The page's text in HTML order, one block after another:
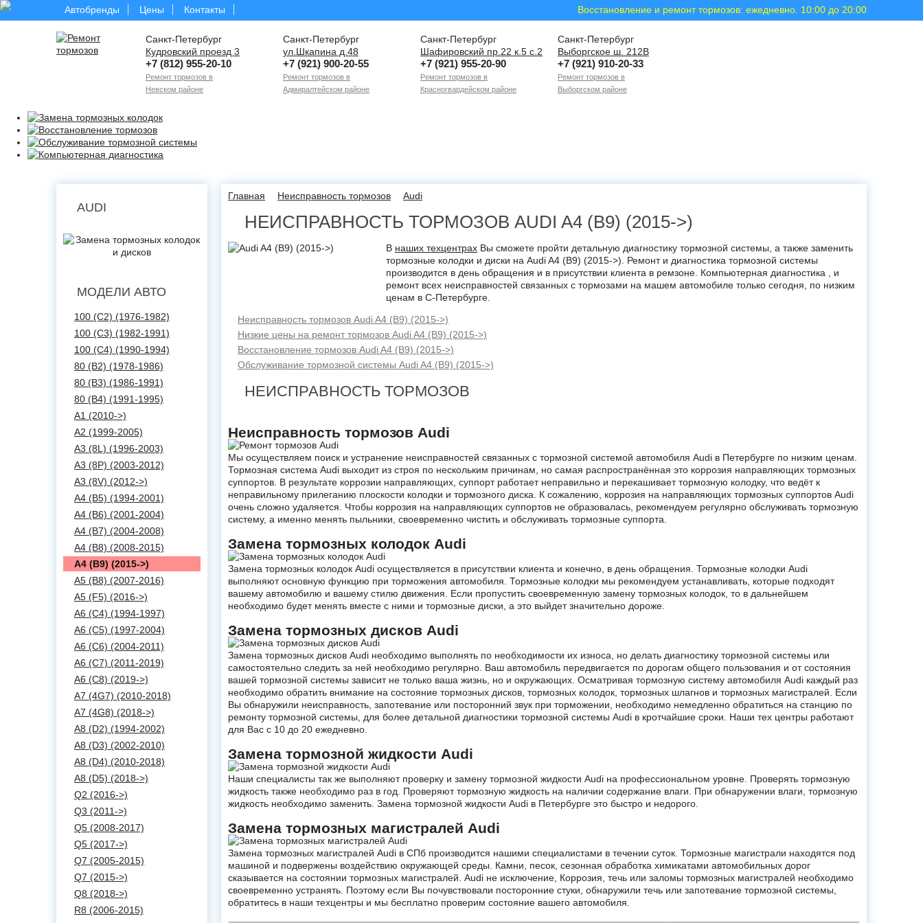
Автобренды Цены Контакты Восстановление и ремонт тормозов: ежедневно. 10:00 до 20:00
Санкт-Петербург
Кудровский проезд 3
+7 (812) 955-20-10
Ремонт тормозов в
Невском районе
Санкт-Петербург
ул.Шкапина д.48
+7 (921) 900-20-55
Ремонт тормозов в
Адмиралтейском районе
Санкт-Петербург
Шафировский пр.22 к.5 с.2
+7 (921) 955-20-90
Ремонт тормозов в
Красногвардейском районе
Санкт-Петербург
Выборгское ш. 212В
+7 (921) 910-20-33
Ремонт тормозов в
Выборгском районе
Главная Неисправность тормозов Audi
НЕИСПРАВНОСТЬ ТОРМОЗОВ AUDI A4 (B9) (2015->)
В наших техцентрах Вы сможете пройти детальную диагностику тормозной системы, а также заменить
тормозные колодки и диски на Audi A4 (B9) (2015->). Ремонт и диагностика тормозной системы
производится в день обращения и в присутствии клиента в ремзоне. Компьютерная диагностика , и
ремонт всех неисправностей связанных с тормозами на машем автомобиле только сегодня, по низким
ценам в С-Петербурге.
Неисправность тормозов Audi A4 (B9) (2015->)
Низкие цены на ремонт тормозов Audi A4 (B9) (2015->)
Восстановление тормозов Audi A4 (B9) (2015->)
Обслуживание тормозной системы Audi A4 (B9) (2015->)
НЕИСПРАВНОСТЬ ТОРМОЗОВ
Неисправность тормозов Audi
Мы осуществляем поиск и устранение неисправностей связанных с тормозной системой автомобиля Audi в Петербурге по низким ценам.
Тормозная система Audi выходит из строя по нескольким причинам, но самая распространённая это коррозия направляющих тормозных
суппортов. В результате коррозии направляющих, суппорт работает неправильно и перекашивает тормозную колодку, что ведёт к
неправильному прилеганию плоскости колодки и тормозного диска. К сожалению, коррозия на направляющих тормозных суппортов Audi
очень сложно удаляется. Чтобы коррозия на направляющих суппортов не образовалась, рекомендуем регулярно обслуживать тормозную
систему, а именно менять пыльники, своевременно чистить и обслуживать тормозные суппорта.
Замена тормозных колодок Audi
Замена тормозных колодок Audi осуществляется в присутствии клиента и конечно, в день обращения. Тормозные колодки Audi
выполняют основную функцию при торможения автомобиля. Тормозные колодки мы рекомендуем устанавливать, которые подходят
вашему автомобилю и вашему стилю движения. Если пропустить своевременную замену тормозных колодок, то в дальнейшем
необходимо будет менять вместе с ними и тормозные диски, а это выйдет значительно дороже.
Замена тормозных дисков Audi
Замена тормозных дисков Audi необходимо выполнять по необходимости их износа, но делать диагностику тормозной системы или
самостоятельно следить за ней необходимо регулярно. Ваш автомобиль передвигается по дорогам общего пользования и от состояния
вашей тормозной системы зависит не только ваша жизнь, но и окружающих. Осматривая тормозную систему автомобиля Audi каждый раз
необходимо обратить внимание на состояние тормозных дисков, тормозных колодок, тормозных шлагнов и тормозных магистралей. Если
Вы обнаружили неисправность, запотевание или посторонний звук при торможении, необходимо немедленно обратиться на станцию по
ремонту тормозной системы, для более детальной диагностики тормозной системы Audi в кротчайшие сроки. Наши тех центры работают
для Вас с 10 до 20 ежедневно.
Замена тормозной жидкости Audi
Наши специалисты так же выполняют проверку и замену тормозной жидкости Audi на профессиональном уровне. Проверять тормозную
жидкость также необходимо раз в год. Проверяют тормозную жидкость на наличии содержание влаги. При обнаружении влаги, тормозную
жидкость необходимо заменить. Замена тормозной жидкости Audi в Петербурге это быстро и недорого.
Замена тормозных магистралей Audi
Замена тормозных магистралей Audi в СПб производится нашими специалистами в течении суток. Тормозные магистрали находятся под
машиной и подвержены воздействию окружающей среды. Камни, песок, сезонная обработка химикатами автомобильных дорог
сказывается на состоянии тормозных магистралей. Audi не исключение, Коррозия, течь или заломы тормозных магистралей необходимо
своевременно устранять. Поэтому если Вы почувствовали посторонние стуки, обнаружили течь или запотевание тормозной системы,
обратитесь в наши техцентры и мы бесплатно проверим состояние вашего автомобиля.
AUDI
МОДЕЛИ АВТО
100 (C2) (1976-1982)
100 (C3) (1982-1991)
100 (C4) (1990-1994)
80 (B2) (1978-1986)
80 (B3) (1986-1991)
80 (B4) (1991-1995)
A1 (2010->)
A2 (1999-2005)
A3 (8L) (1996-2003)
A3 (8P) (2003-2012)
A3 (8V) (2012->)
A4 (B5) (1994-2001)
A4 (B6) (2001-2004)
A4 (B7) (2004-2008)
A4 (B8) (2008-2015)
A4 (B9) (2015->)
A5 (B8) (2007-2016)
A5 (F5) (2016->)
A6 (C4) (1994-1997)
A6 (C5) (1997-2004)
A6 (C6) (2004-2011)
A6 (C7) (2011-2019)
A6 (C8) (2019->)
A7 (4G7) (2010-2018)
A7 (4G8) (2018->)
A8 (D2) (1994-2002)
A8 (D3) (2002-2010)
A8 (D4) (2010-2018)
A8 (D5) (2018->)
Q2 (2016->)
Q3 (2011->)
Q5 (2008-2017)
Q5 (2017->)
Q7 (2005-2015)
Q7 (2015->)
Q8 (2018->)
R8 (2006-2015)